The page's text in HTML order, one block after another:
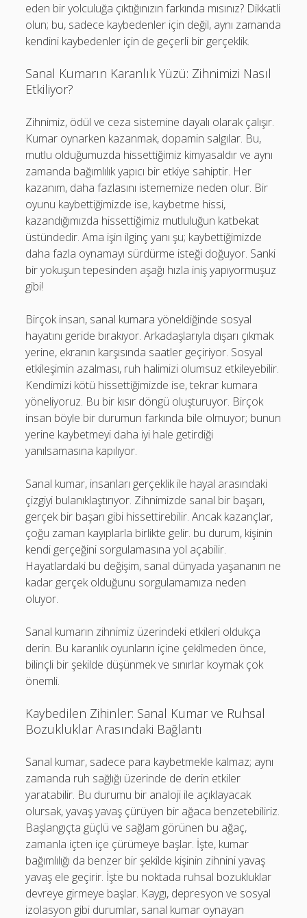
eden bir yolculuğa çıktığınızın farkında mısınız? Dikkatli
olun; bu, sadece kaybedenler için değil, aynı zamanda
kendini kaybedenler için de geçerli bir gerçeklik.
Sanal Kumarın Karanlık Yüzü: Zihnimizi Nasıl
Etkiliyor?
Zihnimiz, ödül ve ceza sistemine dayalı olarak çalışır.
Kumar oynarken kazanmak, dopamin salgılar. Bu,
mutlu olduğumuzda hissettiğimiz kimyasaldır ve aynı
zamanda bağımlılık yapıcı bir etkiye sahiptir. Her
kazanım, daha fazlasını istememize neden olur. Bir
oyunu kaybettiğimizde ise, kaybetme hissi,
kazandığımızda hissettiğimiz mutluluğun katbekat
üstündedir. Ama işin ilginç yanı şu; kaybettiğimizde
daha fazla oynamayı sürdürme isteği doğuyor. Sanki
bir yokuşun tepesinden aşağı hızla iniş yapıyormuşuz
gibi!
Birçok insan, sanal kumara yöneldiğinde sosyal
hayatını geride bırakıyor. Arkadaşlarıyla dışarı çıkmak
yerine, ekranın karşısında saatler geçiriyor. Sosyal
etkileşimin azalması, ruh halimizi olumsuz etkileyebilir.
Kendimizi kötü hissettiğimizde ise, tekrar kumara
yöneliyoruz. Bu bir kısır döngü oluşturuyor. Birçok
insan böyle bir durumun farkında bile olmuyor; bunun
yerine kaybetmeyi daha iyi hale getirdiği
yanılsamasına kapılıyor.
Sanal kumar, insanları gerçeklik ile hayal arasındaki
çizgiyi bulanıklaştırıyor. Zihnimizde sanal bir başarı,
gerçek bir başarı gibi hissettirebilir. Ancak kazançlar,
çoğu zaman kayıplarla birlikte gelir. bu durum, kişinin
kendi gerçeğini sorgulamasına yol açabilir.
Hayatlardaki bu değişim, sanal dünyada yaşananın ne
kadar gerçek olduğunu sorgulamamıza neden
oluyor.
Sanal kumarın zihnimiz üzerindeki etkileri oldukça
derin. Bu karanlık oyunların içine çekilmeden önce,
bilinçli bir şekilde düşünmek ve sınırlar koymak çok
önemli.
Kaybedilen Zihinler: Sanal Kumar ve Ruhsal
Bozukluklar Arasındaki Bağlantı
Sanal kumar, sadece para kaybetmekle kalmaz; aynı
zamanda ruh sağlığı üzerinde de derin etkiler
yaratabilir. Bu durumu bir analoji ile açıklayacak
olursak, yavaş yavaş çürüyen bir ağaca benzetebiliriz.
Başlangıçta güçlü ve sağlam görünen bu ağaç,
zamanla içten içe çürümeye başlar. İşte, kumar
bağımlılığı da benzer bir şekilde kişinin zihnini yavaş
yavaş ele geçirir. İşte bu noktada ruhsal bozukluklar
devreye girmeye başlar. Kaygı, depresyon ve sosyal
izolasyon gibi durumlar, sanal kumar oynayan